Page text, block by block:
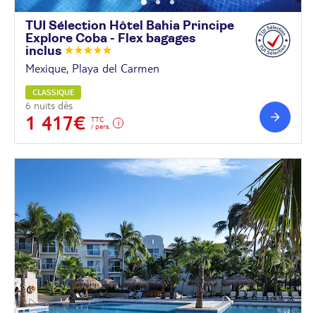
TUI Sélection Hôtel Bahia Principe
Explore Coba - Flex bagages
inclus
Mexique, Playa del Carmen
CLASSIQUE
6 nuits dès
1 417€
TTC
/ pers.